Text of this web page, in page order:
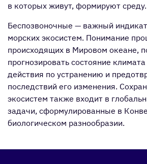
в которых живут, формируют среду.
Беспозвоночные — важный
морских экосистем. Понимание
происходящих в Мировом океане,
прогнозировать состояние
действия по устранению и
последствий его изменения.
экосистем также входит в
задачи, сформулированные в
биологическом разнообразии.